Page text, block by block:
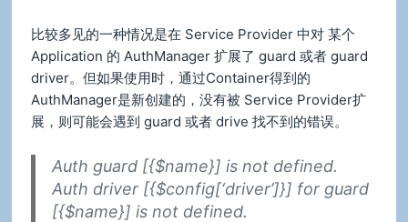
比较多见的一种情况是在 Service Provider 中对 某个
Application 的 AuthManager 扩展了 guard 或者 guard
driver。但如果使用时，通过Container得到的
AuthManager是新创建的，没有被 Service Provider扩
展，则可能会遇到 guard 或者 drive 找不到的错误。
Auth guard [{$name}] is not defined.
Auth driver [{$config[‘driver’]}] for guard
[{$name}] is not defined.